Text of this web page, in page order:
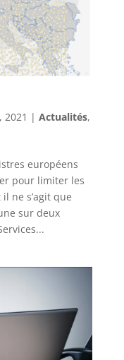
2021 | Actualités,
européens
pour limiter les
ne s’agit que
sur deux